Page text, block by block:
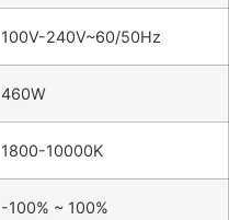
100V-240V~60/50Hz
460W
1800-10000K
-100% ~ 100%